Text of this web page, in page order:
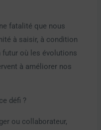
fatalité que nous
à saisir, à condition
futur où les évolutions
à améliorer nos
défi ?
ou collaborateur,